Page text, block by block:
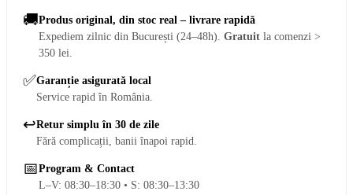
🚚Produs original, din stoc real – livrare rapidă
Expediem zilnic din București (24–48h). Gratuit la comenzi >
350 lei.
✅Garanție asigurată local
Service rapid în România.
↩️Retur simplu în 30 de zile
Fără complicații, banii înapoi rapid.
📅Program & Contact
L–V: 08:30–18:30 • S: 08:30–13:30